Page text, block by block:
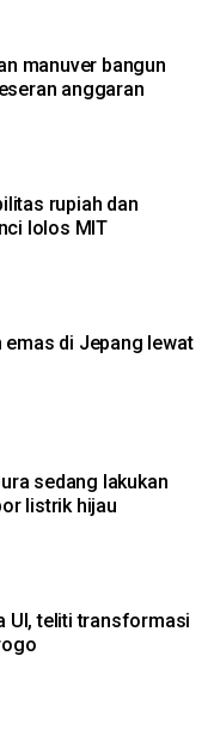
manuver bangun
anggaran
rupiah dan
lolos MIT
emas di Jepang lewat
sedang lakukan
listrik hijau
UI, teliti transformasi